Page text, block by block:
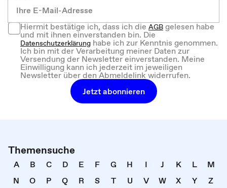
Hiermit bestätige ich, dass ich dieAGBgelesen habe
und mit ihnen einverstanden bin. Die
Datenschutzerklärung habe ich zur Kenntnis genommen.
Ich bin mit der Verarbeitung meiner Daten zur
Versendung der Newsletter einverstanden. Meine
Einwilligung kann ich jederzeit im jeweiligen
Newsletter über den Abmeldelink widerrufen.
Jetzt abonnieren
Themensuche
A B C D E F G H I J K L
M
N
O P Q R S T U V W X Y
Z